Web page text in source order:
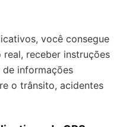
você consegue
receber instruções
informações
o trânsito, acidentes